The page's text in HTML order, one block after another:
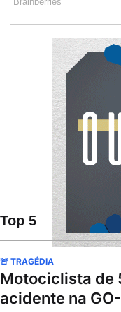
Top 5
🚨 TRAGÉDIA
Motociclista de
acidente na